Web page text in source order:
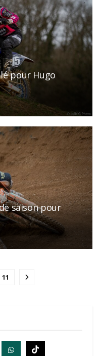
pour Hugo
saison pour
11